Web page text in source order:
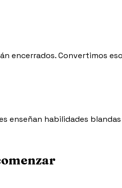
encerrados. Convertimos
enseñan habilidades